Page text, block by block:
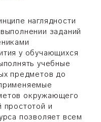
наглядности
заданий
у обучающихся
учебные
предметов до
окружающего
простотой и
позволяет всем